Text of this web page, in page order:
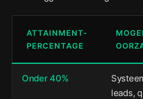
ATTAINMENT-
PERCENTAGE
Onder 40%
leads,